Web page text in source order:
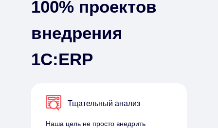
Тщательный анализ
Наша цель не просто внедрить
100% проектов
внедрения
1С:ERP